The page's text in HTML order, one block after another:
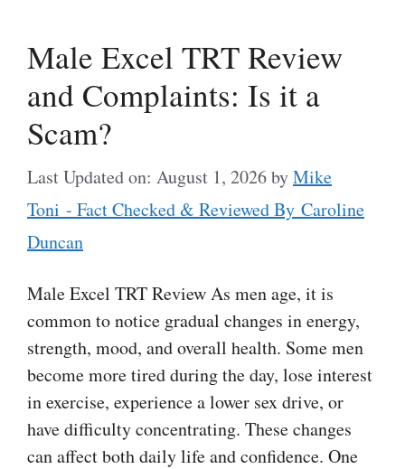
Male Excel TRT Review
and Complaints: Is it a
Scam?
Last Updated on: August 1, 2026byMike
Toni - Fact Checked & Reviewed By Caroline
Duncan
Male Excel TRT Review As men age, it is
common to notice gradual changes in energy,
strength, mood, and overall health. Some men
become more tired during the day, lose interest
in exercise, experience a lower sex drive, or
have difficulty concentrating. These changes
can affect both daily life and confidence. One